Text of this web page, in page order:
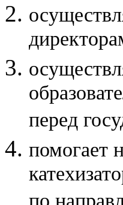
перед
помогает